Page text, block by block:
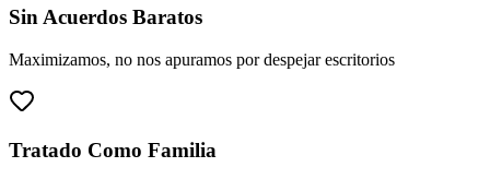
Sin Acuerdos Baratos
Maximizamos, no nos apuramos por despejar escritorios
Tratado Como Familia